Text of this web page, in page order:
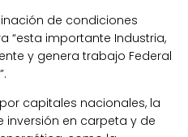
de condiciones
“esta importante Industria,
y genera trabajo Federal
capitales nacionales, la
en carpeta y de